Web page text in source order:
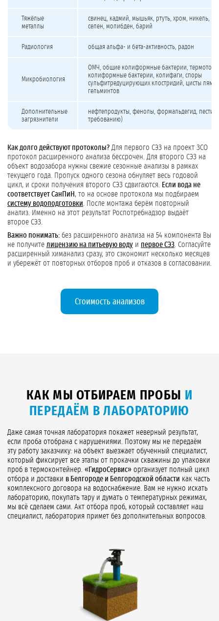
Тяжёлые
металлы
свинец, кадмий, мышьяк, ртуть, хром, никель,
селен, молибден, барий
Радиология общая альфа- и бета-активность, радон
Микробиология
ОМЧ, общие колиформные бактерии,
колиформные бактерии, колифаги, споры
сульфитредуцирующих клостридий, цисты
гельминтов
Дополнительные
загрязнители
нефтепродукты, фенолы, формальдегид,
требованию)
Как долго действуют протоколы? Для первого СЭЗ на проект ЗСО
протокол расширенного анализа бессрочен. Для второго СЭЗ на
объект водозабора нужны свежие сезонные анализы в рамках
текущего года. Пропуск одного сезона обнуляет весь годовой
цикл, и сроки получения второго СЭЗ сдвигаются.
Если вода не
соответствует СанПиН, то на основе протокола мы подбираем
систему водоподготовки . После монтажа берём повторный
анализ. Именно на этот результат Роспотребнадзор выдаёт
второе СЭЗ.
Важно понимать: без расширенного анализа на 54 компонента Вы
не получите лицензию на питьевую воду и первое СЭЗ . Согласуйте
расширенный химанализ сразу, это сэкономит несколько месяцев
и убережёт от повторных отборов проб и отказов в согласовании.
Стоимость анализов
КАК МЫ ОТБИРАЕМ ПРОБЫ
И
ПЕРЕДАЁМ В ЛАБОРАТОРИЮ
Даже самая точная лаборатория покажет неверный результат,
если проба отобрана с нарушениями. Поэтому мы не передаём
эту работу заказчику: на объект выезжает обученный специалист,
который фиксирует все этапы от прокачки скважины до упаковки
проб в термоконтейнер. «ГидроСервис» организует полный цикл
отбора и доставки в Белгороде и Белгородской области как часть
комплексного договора на водоснабжение. Вам не нужно искать
лабораторию, покупать тару и думать о температурных режимах,
мы всё сделаем сами. Акт отбора проб, который составляет наш
специалист, лаборатория примет без дополнительных вопросов.